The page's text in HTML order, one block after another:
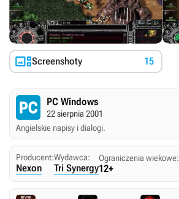
Screenshoty 15
PC Windows
22 sierpnia 2001
Angielskie napisy i dialogi.
Producent:
Nexon
Wydawca:
Tri Synergy
Ograniczenia wiekowe:
12+